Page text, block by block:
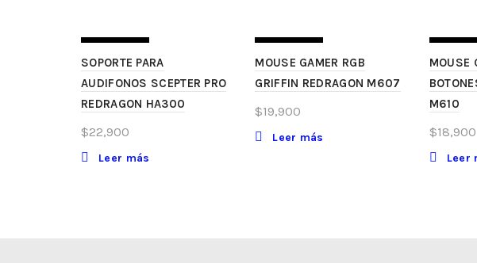
SOPORTE PARA
AUDIFONOS SCEPTER PRO
REDRAGON HA300
$22,900
Leer más
MOUSE GAMER RGB
GRIFFIN REDRAGON M607
$19,900
Leer más
MOUSE
M610
$18,900
Leer